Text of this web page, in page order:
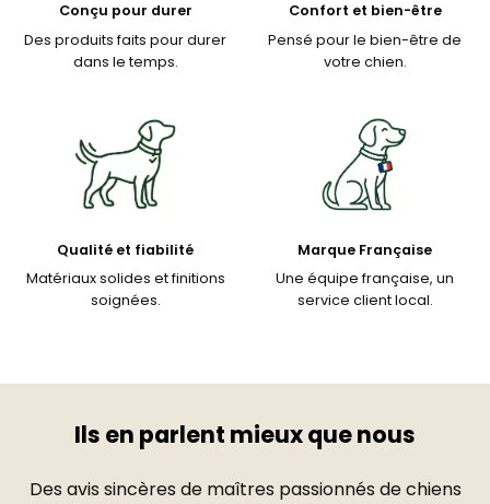
Conçu pour durer
Des produits faits pour durer
dans le temps.
Confort et bien-être
Pensé pour le bien-être de
votre chien.
Qualité et fiabilité
Matériaux solides et finitions
soignées.
Marque Française
Une équipe française, un
service client local.
Ils en parlent mieux que nous
Des avis sincères de maîtres passionnés de chiens